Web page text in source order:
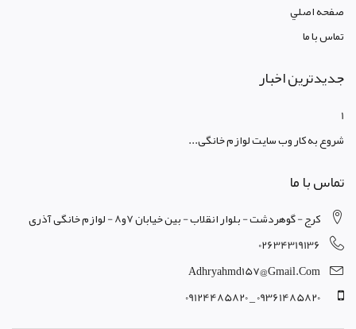
صفحه اصلي
تماس با ما
جدیدترین اخبار
1
شروع به کار وب سایت لوازم خانگی...
تماس با ما
کرج - گوهردشت - بلوار انقلاب - بین خیابان 7و8 - لوازم خانگی آذری
02634319136
Adhryahmd157@gmail.com
09361485820 _ 09124485820